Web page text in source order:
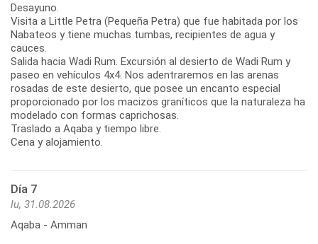
Desayuno.
Visita a Little Petra (Pequeña Petra) que fue habitada por los
Nabateos y tiene muchas tumbas, recipientes de agua y
cauces.
Salida hacia Wadi Rum. Excursión al desierto de Wadi Rum y
paseo en vehículos 4x4. Nos adentraremos en las arenas
rosadas de este desierto, que posee un encanto especial
proporcionado por los macizos graníticos que la naturaleza ha
modelado con formas caprichosas.
Traslado a Aqaba y tiempo libre.
Cena y alojamiento.
Día 7
lu, 31.08.2026
Aqaba - Amman